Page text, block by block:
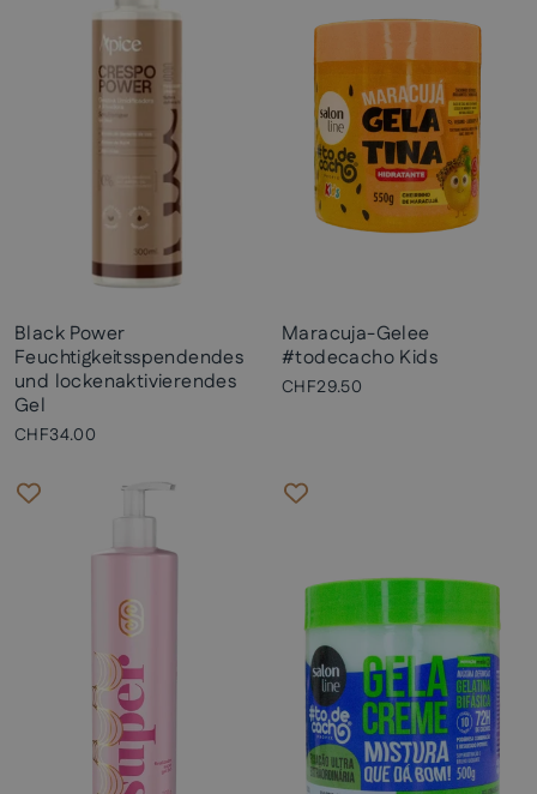
Black Power
Feuchtigkeitsspendendes
und lockenaktivierendes
Gel
CHF34.00
Maracuja-Gelee
#todecacho Kids
CHF29.50